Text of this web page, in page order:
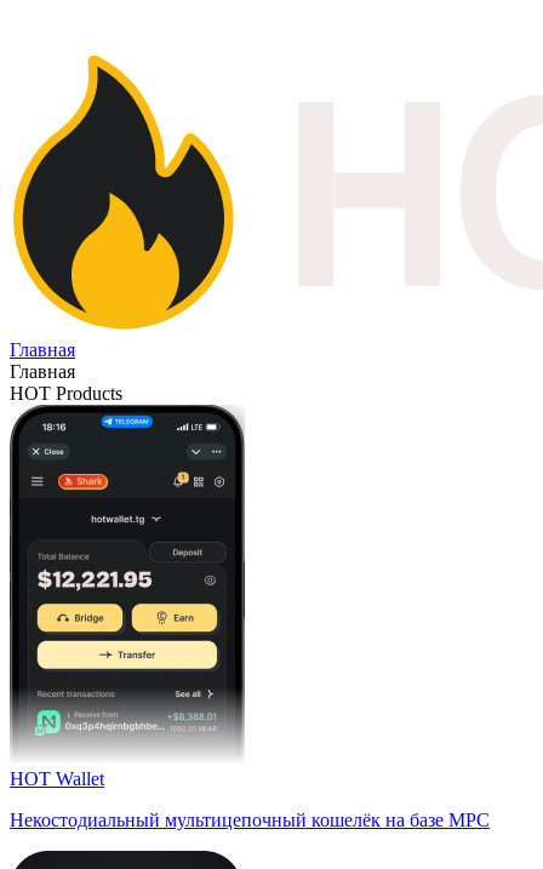
Главная
Главная
HOT Products
HOT Wallet
Некостодиальный мультицепочный кошелёк на базе MPC